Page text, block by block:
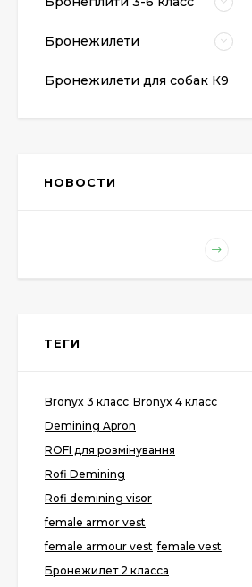
Бронежилети
Бронежилети для собак К9
НОВОСТИ
ТЕГИ
Bronyx 3 класс Bronyx 4 класс
Demining Apron
ROFI для розмінування
Rofi Demining
Rofi demining visor
female armor vest
female armour vest female vest
Бронежилет 2 класса